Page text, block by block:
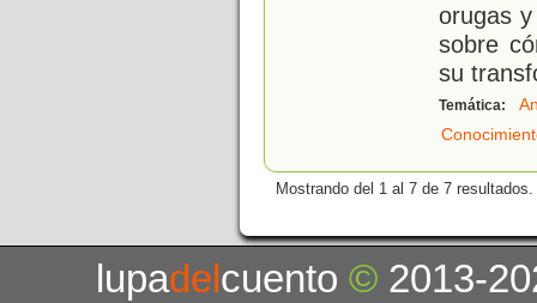
orugas
sobre
su
Temática:
Mostrando del 1 al 7 de 7 resultados.
lupadelcuento© 2013-